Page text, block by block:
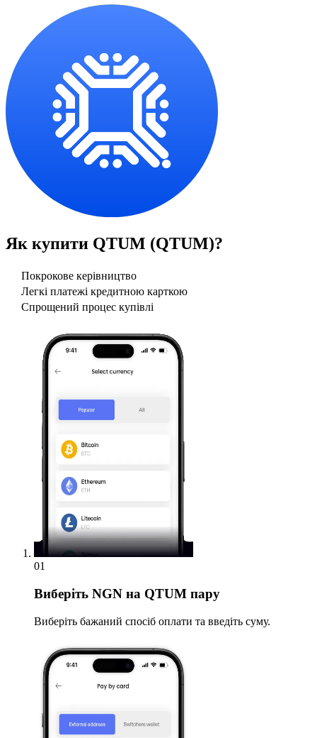
Як купити QTUM (QTUM)?
Покрокове керівництво
Легкі платежі кредитною карткою
Спрощений процес купівлі
01
Виберіть NGN на QTUM пару
Виберіть бажаний спосіб оплати та введіть суму.